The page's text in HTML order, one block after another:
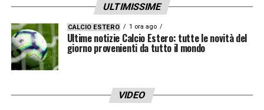
ULTIMISSIME
CALCIO ESTERO 1 ora ago
Ultime notizie Calcio Estero: tutte le novità del
giorno provenienti da tutto il mondo
VIDEO